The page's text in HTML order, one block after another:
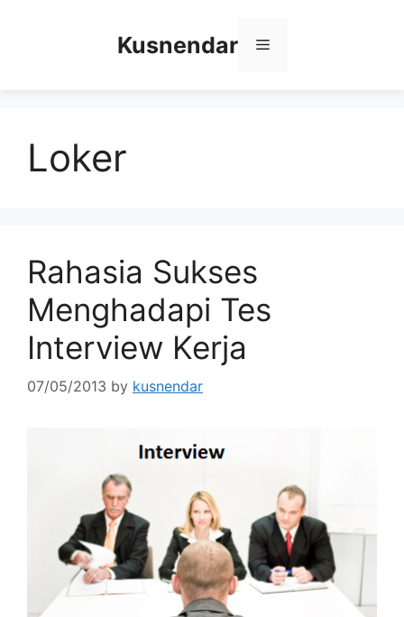
Kusnendar Menu
Loker
Rahasia Sukses
Menghadapi Tes
Interview Kerja
07/05/2013 by kusnendar